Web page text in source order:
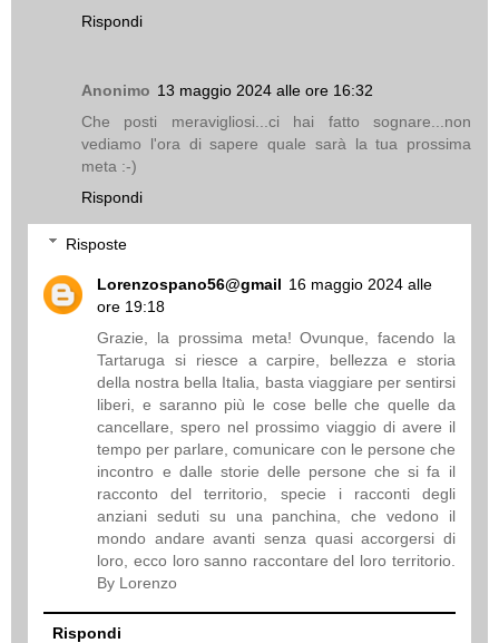
Rispondi
Anonimo 13 maggio 2024 alle ore 16:32
Che posti meravigliosi...ci hai fatto sognare...non
vediamo l'ora di sapere quale sarà la tua prossima
meta :-)
Rispondi
Risposte
Lorenzospano56@gmail 16 maggio 2024 alle
ore 19:18
Grazie, la prossima meta! Ovunque, facendo la
Tartaruga si riesce a carpire, bellezza e storia
della nostra bella Italia, basta viaggiare per sentirsi
liberi, e saranno più le cose belle che quelle da
cancellare, spero nel prossimo viaggio di avere il
tempo per parlare, comunicare con le persone che
incontro e dalle storie delle persone che si fa il
racconto del territorio, specie i racconti degli
anziani seduti su una panchina, che vedono il
mondo andare avanti senza quasi accorgersi di
loro, ecco loro sanno raccontare del loro territorio.
By Lorenzo
Rispondi